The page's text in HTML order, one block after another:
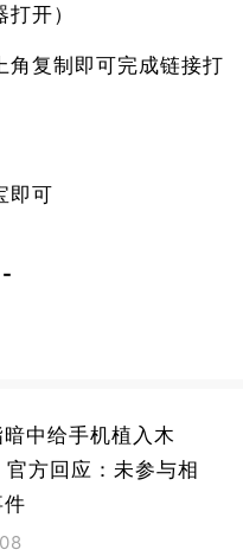
开）
角复制即可完成链接打
即可
-
中给手机植入木
官方回应：未参与相